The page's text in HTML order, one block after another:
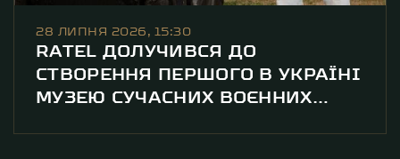
28 ЛИПНЯ 2026, 15:30
RATEL ДОЛУЧИВСЯ ДО
СТВОРЕННЯ ПЕРШОГО В УКРАЇНІ
МУЗЕЮ СУЧАСНИХ ВОЄННИХ